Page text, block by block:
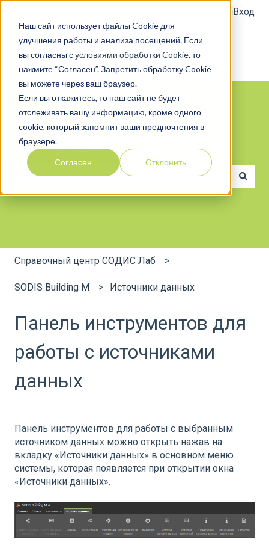
Наш сайт использует файлы Cookie для
улучшения работы и анализа посещений. Если
вы согласны сусловиями обработки Cookie, то
нажмите “Согласен”. Запретить обработку Cookie
вы можете через ваш браузер.
Если вы откажитесь, то наш сайт не будет
отслеживать вашу информацию, кроме одного
cookie, который запомнит ваши предпочтения в
браузере.
Согласен Отклонить
Клиентский порталВход
Справочный центр СОДИС Лаб
Результаты отсутствуют, так как поле поиска
Справочный центр СОДИС Лаб
SODIS Building M Источники данных
Панель инструментов для
работы с источниками
данных
Панель инструментов для работы с выбранным
источником данных можно открыть нажав на
вкладку «Источники данных» в основном меню
системы, которая появляется при открытии окна
«Источники данных».